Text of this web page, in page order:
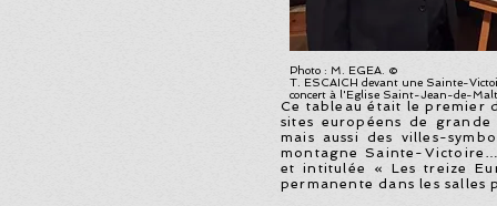
Ce tableau était le premier
sites européens de
mais aussi des villes-
montagne Sainte-
et intitulée « Les treize
permanente dans les salles
Photo : M. EGEA. ©
T. ESCAICH devant une Sainte-
concert à l'Eglise Saint-Jean-de-